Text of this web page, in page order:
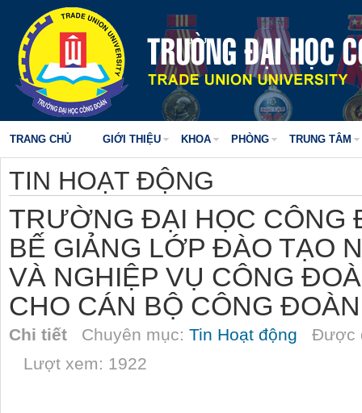
TRANG CHỦ GIỚI THIỆU KHOA PHÒNG TRUNG TÂM
TIN HOẠT ĐỘNG
TRƯỜNG ĐẠI HỌC CÔNG
BẾ GIẢNG LỚP ĐÀO TẠO
VÀ NGHIỆP VỤ CÔNG
CHO CÁN BỘ CÔNG
Chi tiết Chuyên mục: Tin Hoạt động Được
Lượt xem: 1922